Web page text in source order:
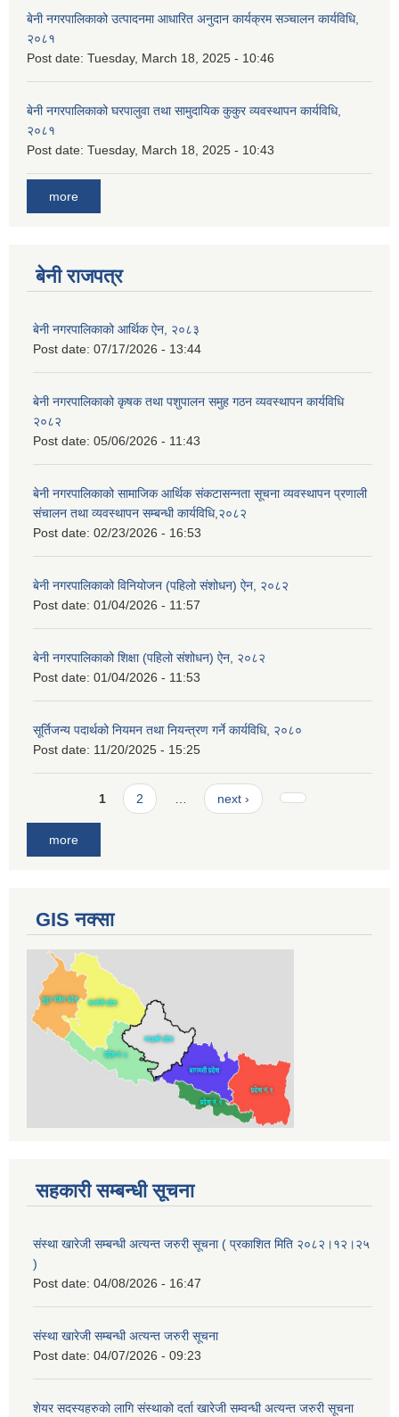
बेनी नगरपालिकाको उत्पादनमा आधारित अनुदान कार्यक्रम सञ्‍चालन कार्यविधि,
२०८१
Post date: Tuesday, March 18, 2025 - 10:46
बेनी नगरपालिकाको घरपालुवा तथा सामुदायिक कुकुर व्यवस्थापन कार्यविधि,
२०८१
Post date: Tuesday, March 18, 2025 - 10:43
more
बेनी राजपत्र
बेनी नगरपालिकाको आर्थिक ऐन, २०८३
Post date: 07/17/2026 - 13:44
बेनी नगरपालिकाको कृषक तथा पशुपालन समुह गठन व्यवस्थापन कार्यविधि
२०८२
Post date: 05/06/2026 - 11:43
बेनी नगरपालिकाको सामाजिक आर्थिक संकटासन्नता सूचना व्यवस्थापन प्रणाली
संचालन तथा व्यवस्थापन सम्बन्धी कार्यविधि,२०८२
Post date: 02/23/2026 - 16:53
बेनी नगरपालिकाको विनियोजन (पहिलो संशोधन) ऐन, २०८२
Post date: 01/04/2026 - 11:57
बेनी नगरपालिकाको शिक्षा (पहिलो संशोधन) ऐन, २०८२
Post date: 01/04/2026 - 11:53
सूर्तिजन्य पदार्थको नियमन तथा नियन्त्रण गर्ने कार्यविधि, २०८०
Post date: 11/20/2025 - 15:25
Pages1 2 next ›
more
GIS नक्सा
सहकारी सम्बन्धी सूचना
संस्था खारेजी सम्बन्धी अत्यन्त जरुरी सूचना ( प्रकाशित मिति २०८२।१२।२५
)
Post date: 04/08/2026 - 16:47
संस्था खारेजी सम्बन्धी अत्यन्त जरुरी सूचना
Post date: 04/07/2026 - 09:23
शेयर सदस्यहरुको लागि संस्थाको दर्ता खारेजी सम्वन्धी अत्यन्त जरुरी सूचना